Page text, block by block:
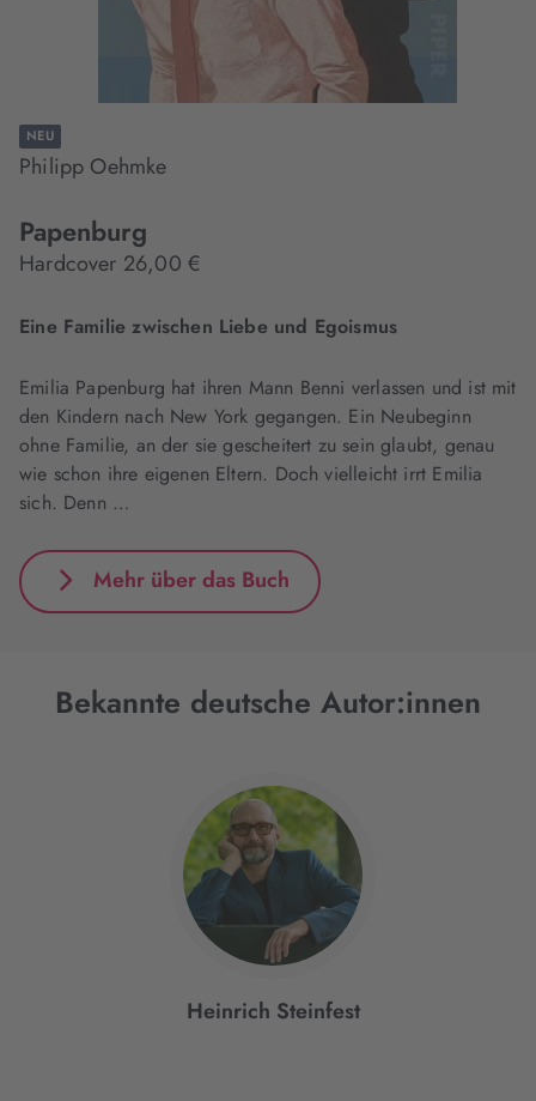
NEU
Philipp Oehmke
Papenburg
Hardcover 26,00 €
Eine Familie zwischen Liebe und Egoismus
Emilia Papenburg hat ihren Mann Benni verlassen und ist mit
den Kindern nach New York gegangen. Ein Neubeginn
ohne Familie, an der sie gescheitert zu sein glaubt, genau
wie schon ihre eigenen Eltern. Doch vielleicht irrt Emilia
sich. Denn …
Mehr über das Buch
Bekannte deutsche Autor:innen
Heinrich Steinfest